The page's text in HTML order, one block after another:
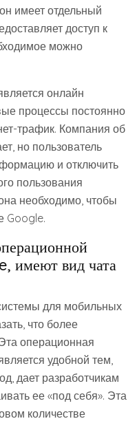
имеет отдельный
доступ к
можно
онлайн
процессы постоянно
трафик. Компания об
но пользователь
и отключить
пользования
необходимо, чтобы
Google.
имеют вид чата
для мобильных
что более
операционная
удобной тем,
дает разработчикам
ее «под себя». Эта
количестве